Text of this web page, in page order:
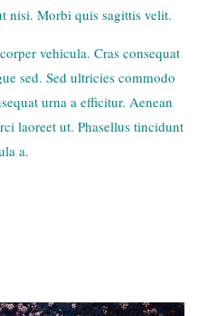
nisi. Morbi quis sagittis velit.
vehicula. Cras consequat
sed. Sed ultricies commodo
urna a efficitur. Aenean
laoreet ut. Phasellus tincidunt
a.